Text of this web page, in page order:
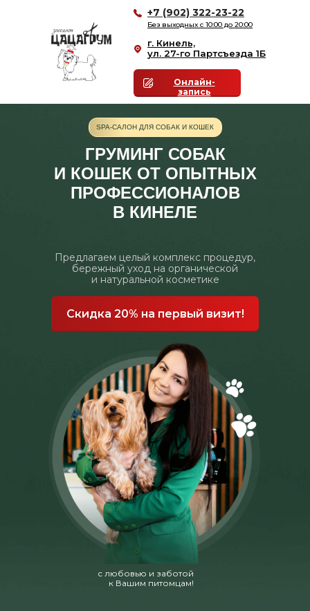
ГРУМИНГ СОБАК
И КОШЕК ОТ ОПЫТНЫХ
ПРОФЕССИОНАЛОВ
В КИНЕЛЕ
Предлагаем целый комплекс процедур,
бережный уход на органической
и натуральной косметике
+7 (902) 322-23-22
Без выходных с 10:00 до 20:00
SPA-САЛОН ДЛЯ СОБАК И КОШЕК
Онлайн-
запись
Скидка 20% на первый визит!
с любовью и заботой
к Вашим питомцам!
г. Кинель,
ул. 27-го Партсъезда 1Б